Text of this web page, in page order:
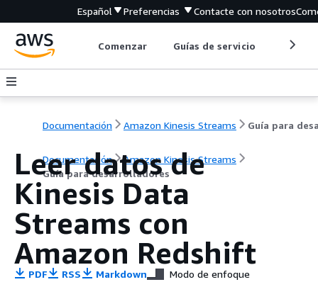
Español Preferencias Contacte con nosotros
Comenzar Guías de servicio
Documentación Amazon Kinesis Streams
Documentación
Amazon Kinesis Streams
Guía para desarrolladores
Leer datos de
Kinesis Data
Streams con
Amazon Redshift
PDF RSS Markdown Modo de enfoque